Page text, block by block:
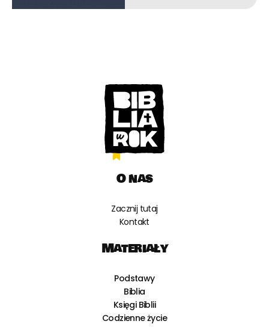
O nas
Zacznij tutaj
Kontakt
Materiały
Podstawy
Biblia
Księgi Biblii
Codzienne życie